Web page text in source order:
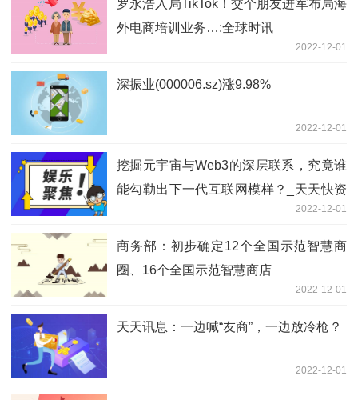
罗永浩入局TikTok！交个朋友进军布局海
外电商培训业务…:全球时讯
2022-12-01
深振业(000006.sz)涨9.98%
2022-12-01
挖掘元宇宙与Web3的深层联系，究竟谁
能勾勒出下一代互联网模样？_天天快资
2022-12-01
商务部：初步确定12个全国示范智慧商
圈、16个全国示范智慧商店
2022-12-01
天天讯息：一边喊“友商”，一边放冷枪？
2022-12-01